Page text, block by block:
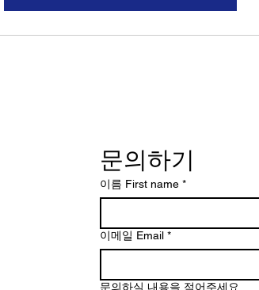
문의하기
이름 First name *
이메일 Email *
문의하실 내용을 적어주세요